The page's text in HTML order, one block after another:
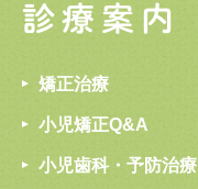
診療案内
矯正治療
小児矯正Q&A
小児歯科・予防治療